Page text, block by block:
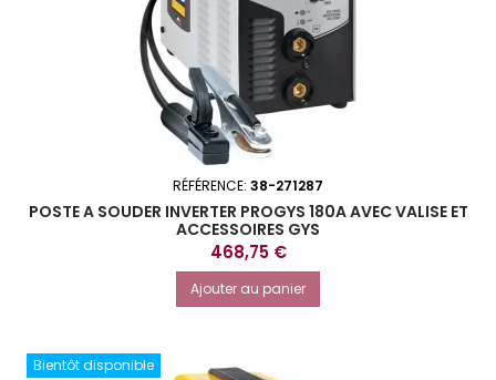
RÉFÉRENCE: 38-271287
POSTE A SOUDER INVERTER PROGYS 180A AVEC VALISE ET
ACCESSOIRES GYS
Prix
468,75 €
Ajouter au panier
Bientôt disponible